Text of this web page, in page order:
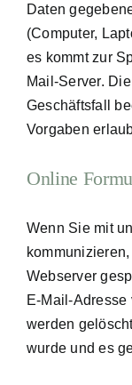
Daten
(Computer,
es kommt zur
Mail-Server.
Geschäftsfall
Vorgaben
Online
Wenn Sie mit
Webserver
E-Mail-
werden
wurde und es